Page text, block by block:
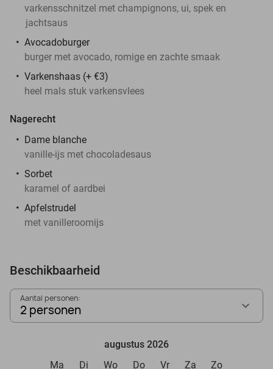
varkensschnitzel met champignons, ui, spek en
jachtsaus
Avocadoburger
burger met avocado, romige en zachte smaak
Varkenshaas (+ €3)
heel mals stuk varkensvlees
Nagerecht
Dame blanche
vanille-ijs met chocoladesaus
Sorbet
karamel of aardbei
Apfelstrudel
met vanilleroomijs
Beschikbaarheid
Aantal personen:
2 personen
augustus 2026
Ma
Di Wo Do Vr Za Zo